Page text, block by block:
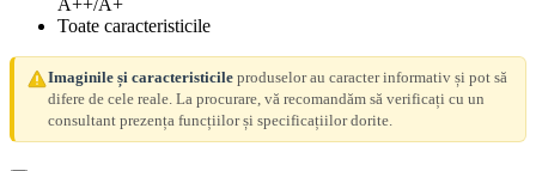
Toate caracteristicile
Imaginile și caracteristicile produselor au caracter informativ și pot să
difere de cele reale. La procurare, vă recomandăm să verificați cu un
consultant prezența funcțiilor și specificațiilor dorite.